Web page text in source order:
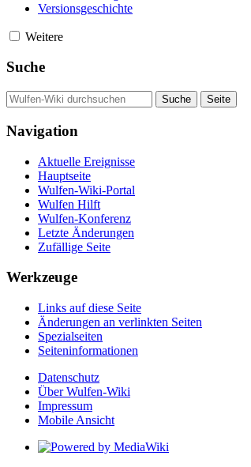
Versionsgeschichte
Weitere
Suche
Navigation
Aktuelle Ereignisse
Hauptseite
Wulfen-Wiki-Portal
Wulfen Hilft
Wulfen-Konferenz
Letzte Änderungen
Zufällige Seite
Werkzeuge
Links auf diese Seite
Änderungen an verlinkten Seiten
Spezialseiten
Seiten­­informationen
Datenschutz
Über Wulfen-Wiki
Impressum
Mobile Ansicht